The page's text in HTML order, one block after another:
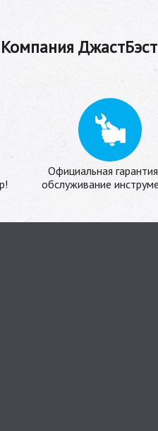
Компания
Официальная
обслуживание